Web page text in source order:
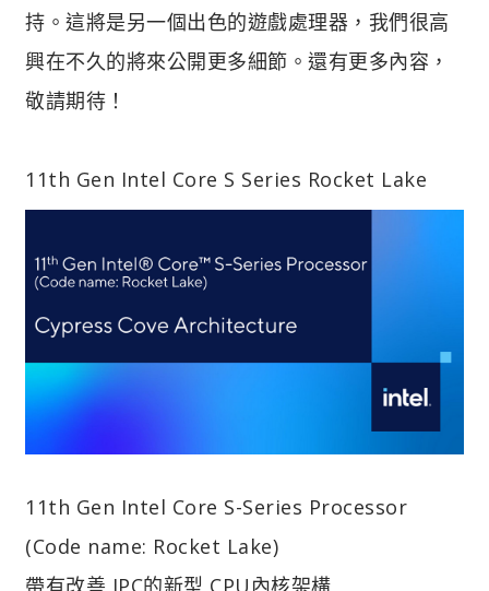
持。這將是另一個出色的遊戲處理器，我們很高
興在不久的將來公開更多細節。還有更多內容，
敬請期待！
11th Gen Intel Core S Series Rocket Lake
11th Gen Intel Core S-Series Processor
(Code name: Rocket Lake)
帶有改善 IPC的新型 CPU內核架構